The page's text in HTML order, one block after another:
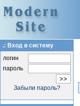
.: Вход в систему
логин
пароль
Забыли пароль?